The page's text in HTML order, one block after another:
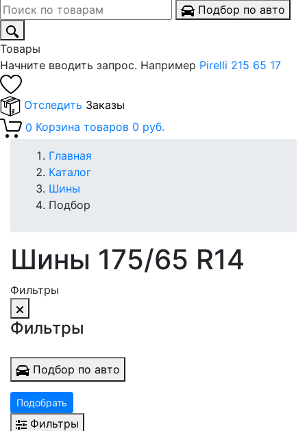
Подбор по авто
Товары
Начните вводить запрос. Например Pirelli 215 65 17
Отследить Заказы
0 Корзина товаров 0 руб.
Главная
Каталог
Шины
Подбор
Шины 175/65 R14
Фильтры
Фильтры
Подбор по авто
Подобрать
Фильтры